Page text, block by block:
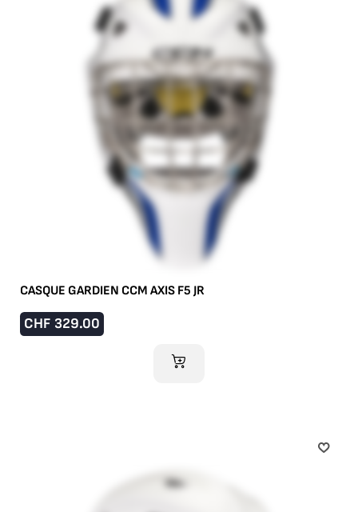
CASQUE GARDIEN CCM AXIS F5 JR
CHF 329.00
AJOUTER AU PANIER